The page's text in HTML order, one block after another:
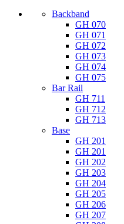
Backband
GH 070
GH 071
GH 072
GH 073
GH 074
GH 075
Bar Rail
GH 711
GH 712
GH 713
Base
GH 201
GH 201
GH 202
GH 203
GH 204
GH 205
GH 206
GH 207